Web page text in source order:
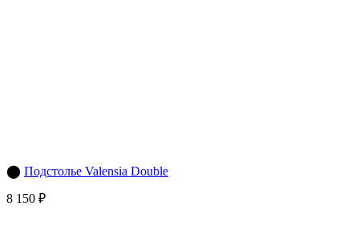
⬤ Подстолье Valensia Double
8 150 ₽